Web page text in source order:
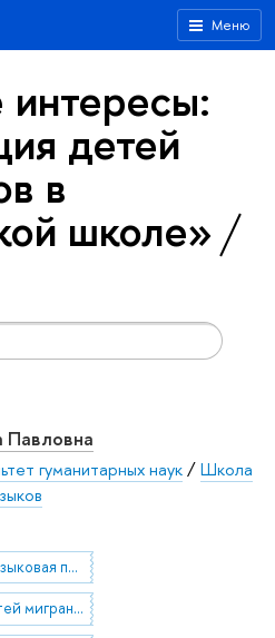
Меню
детей
в
школе»
Павловна
гуманитарных наук/Школа
современная языковая политика России
адаптация детей мигрантов в российской школе